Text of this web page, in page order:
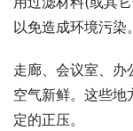
以免造成环境污染。
走廊、会议室、办
空气新鲜。这些地
定的正压。